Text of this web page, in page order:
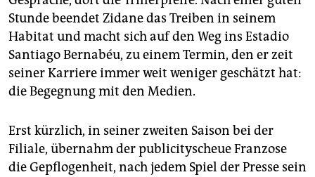
Stunde beendet Zidane das Treiben in seinem
Habitat und macht sich auf den Weg ins Estadio
Santiago Bernabéu, zu einem Termin, den er zeit
seiner Karriere immer weit weniger geschätzt hat:
die Begegnung mit den Medien.
Erst kürzlich, in seiner zweiten Saison bei der
Filiale, übernahm der publicityscheue Franzose
die Gepflogenheit, nach jedem Spiel der Presse sein